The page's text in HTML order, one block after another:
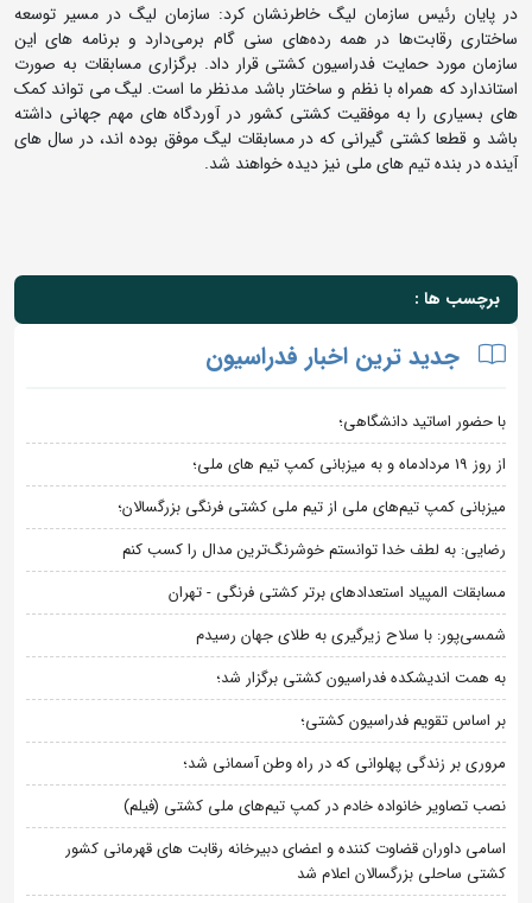
در پایان رئیس سازمان لیگ خاطرنشان کرد: سازمان لیگ در مسیر توسعه
ساختاری رقابت‌ها در همه رده‌های سنی گام برمی‌دارد و برنامه های این
سازمان مورد حمایت فدراسیون کشتی قرار داد. برگزاری مسابقات به صورت
استاندارد که همراه با نظم و ساختار باشد مدنظر ما است. لیگ می تواند کمک
های بسیاری را به موفقیت کشتی کشور در آوردگاه های مهم جهانی داشته
باشد و قطعا کشتی گیرانی که در مسابقات لیگ موفق بوده اند، در سال های
آینده در بنده تیم های ملی نیز دیده خواهند شد.
برچسب ها :
جدید ترین اخبار فدراسیون
با حضور اساتید دانشگاهی؛
از روز 19 مردادماه و به میزبانی کمپ تیم های ملی؛
میزبانی کمپ تیم‌های ملی از تیم ملی کشتی فرنگی بزرگسالان؛
رضایی: به لطف خدا توانستم خوشرنگ‌ترین مدال را کسب کنم
مسابقات المپیاد استعدادهای برتر کشتی فرنگی - تهران
شمسی‌پور: با سلاح زیرگیری به طلای جهان رسیدم
به همت اندیشکده فدراسیون کشتی برگزار شد؛
بر اساس تقویم فدراسیون کشتی؛
مروری بر زندگی پهلوانی که در راه وطن آسمانی شد؛
نصب تصاویر خانواده خادم در کمپ تیم‌های ملی کشتی (فیلم)
اسامی داوران قضاوت کننده و اعضای دبیرخانه رقابت های قهرمانی کشور
کشتی ساحلی بزرگسالان اعلام شد